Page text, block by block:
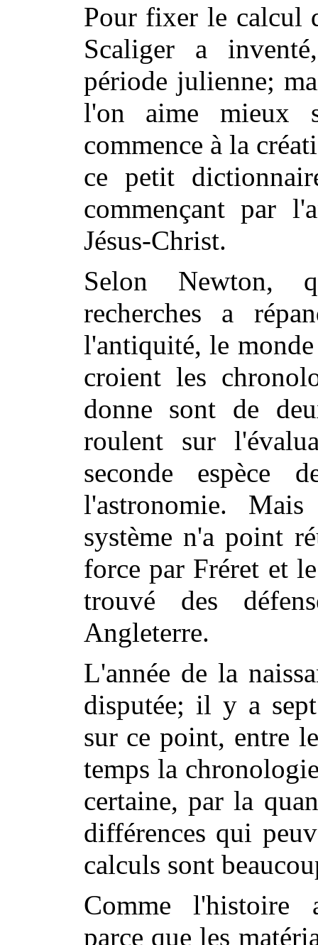
Pour fixer le calcul
Scaliger a
période julienne;
l'on aime mieux
commence à la
ce petit
commençant par
Jésus-Christ.
Selon Newton,
recherches a
l'antiquité, le
croient les
donne sont de
roulent sur
seconde espèce
l'astronomie.
système n'a point
force par Fréret et
trouvé des
Angleterre.
L'année de la
disputée; il y a
sur ce point, entre
temps la
certaine, par la
différences qui
calculs sont
Comme l'histoire
parce que les